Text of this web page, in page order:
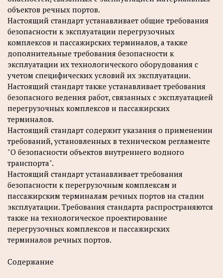
объектов речных портов.
Настоящий стандарт устанавливает общие требования
безопасности к эксплуатации перегрузочных
комплексов и пассажирских терминалов, а также
дополнительные требования безопасности к
эксплуатации их технологического оборудования с
учетом специфических условий их эксплуатации.
Настоящий стандарт также устанавливает требования
безопасного ведения работ, связанных с эксплуатацией
перегрузочных комплексов и пассажирских
терминалов.
Настоящий стандарт содержит указания о применении
требований, установленных в техническом регламенте
"О безопасности объектов внутреннего водного
транспорта".
Настоящий стандарт устанавливает требования
безопасности к перегрузочным комплексам и
пассажирским терминалам речных портов на стадии
эксплуатации. Требования стандарта распространяются
также на технологическое проектирование
перегрузочных комплексов и пассажирских
терминалов речных портов.
Содержание